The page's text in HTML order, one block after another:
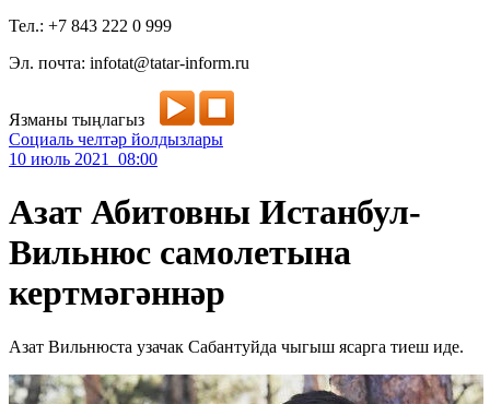
Тел.: +7 843 222 0 999
Эл. почта: infotat@tatar-inform.ru
Язманы тыңлагыз
Социаль челтәр йолдызлары
10 июль 2021 08:00
Азат Абитовны Истанбул-
Вильнюс самолетына
кертмәгәннәр
Азат Вильнюста узачак Сабантуйда чыгыш ясарга тиеш иде.